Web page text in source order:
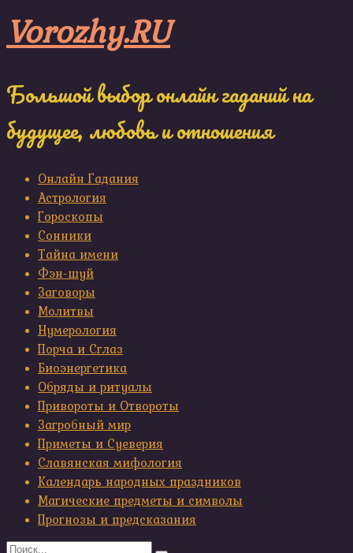
to
content
Vorozhy.RU
Большой выбор онлайн гаданий на
будущее, любовь и отношения
Онлайн Гадания
Астрология
Гороскопы
Сонники
Тайна имени
Фэн-шуй
Заговоры
Молитвы
Нумерология
Порча и Сглаз
Биоэнергетика
Обряды и ритуалы
Привороты и Отвороты
Загробный мир
Приметы и Суеверия
Славянская мифология
Календарь народных праздников
Магические предметы и символы
Прогнозы и предсказания
Search